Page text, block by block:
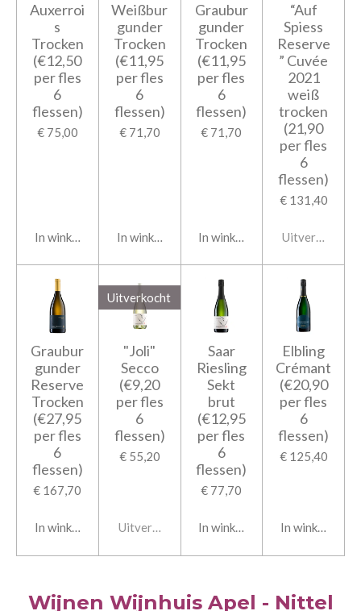
Auxerroi
s
Trocken
(€12,50
per fles
6
flessen)
€ 75,00
In winkelwagen
Weißbur
gunder
Trocken
(€11,95
per fles
6
flessen)
€ 71,70
In winkelwagen
Graubur
gunder
Trocken
(€11,95
per fles
6
flessen)
€ 71,70
In winkelwagen
“Auf
Spiess
Reserve
” Cuvée
2021
weiß
trocken
(21,90
per fles
6
flessen)
€ 131,40
Uitverkocht
Graubur
gunder
Reserve
Trocken
(€27,95
per fles
6
flessen)
€ 167,70
In winkelwagen
Uitverkocht
"Joli"
Secco
(€9,20
per fles
6
flessen)
€ 55,20
Uitverkocht
Saar
Riesling
Sekt
brut
(€12,95
per fles
6
flessen)
€ 77,70
In winkelwagen
Elbling
Crémant
(€20,90
per fles
6
flessen)
€ 125,40
In
Wijnen Wijnhuis Apel - Nittel